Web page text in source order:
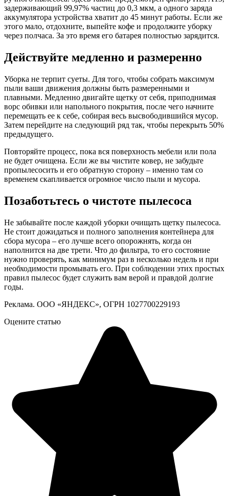
задерживающий 99,97% частиц до 0,3 мкм, а одного заряда
аккумулятора устройства хватит до 45 минут работы. Если же
этого мало, отдохните, выпейте кофе и продолжите уборку
через полчаса. За это время его батарея полностью зарядится.
Действуйте медленно и размеренно
Уборка не терпит суеты. Для того, чтобы собрать максимум
пыли ваши движения должны быть размеренными и
плавными. Медленно двигайте щетку от себя, приподнимая
ворс обивки или напольного покрытия, после чего начните
перемещать ее к себе, собирая весь высвободившийся мусор.
Затем перейдите на следующий ряд так, чтобы перекрыть 50%
предыдущего.
Повторяйте процесс, пока вся поверхность мебели или пола
не будет очищена. Если же вы чистите ковер, не забудьте
пропылесосить и его обратную сторону – именно там со
временем скапливается огромное число пыли и мусора.
Позаботьтесь о чистоте пылесоса
Не забывайте после каждой уборки очищать щетку пылесоса.
Не стоит дожидаться и полного заполнения контейнера для
сбора мусора – его лучше всего опорожнять, когда он
наполнится на две трети. Что до фильтра, то его состояние
нужно проверять, как минимум раз в несколько недель и при
необходимости промывать его. При соблюдении этих простых
правил пылесос будет служить вам верой и правдой долгие
годы.
Реклама. ООО «ЯНДЕКС», ОГРН 1027700229193
Оцените статью